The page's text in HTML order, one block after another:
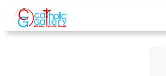
Skip
content